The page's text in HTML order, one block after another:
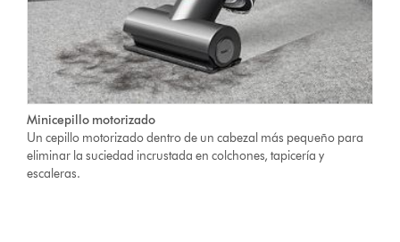
Minicepillo motorizado
Un cepillo motorizado dentro de un cabezal más pequeño para
eliminar la suciedad incrustada en colchones, tapicería y
escaleras.